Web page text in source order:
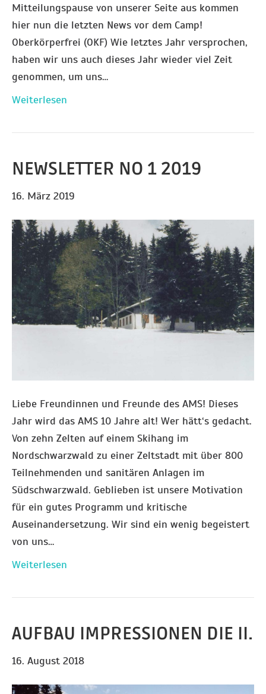
Mitteilungspause von unserer Seite aus kommen
hier nun die letzten News vor dem Camp!
Oberkörperfrei (OKF) Wie letztes Jahr versprochen,
haben wir uns auch dieses Jahr wieder viel Zeit
genommen, um uns…
Weiterlesen
NEWSLETTER NO 1 2019
16. März 2019
Liebe Freundinnen und Freunde des AMS! Dieses
Jahr wird das AMS 10 Jahre alt! Wer hätt‘s gedacht.
Von zehn Zelten auf einem Skihang im
Nordschwarzwald zu einer Zeltstadt mit über 800
Teilnehmenden und sanitären Anlagen im
Südschwarzwald. Geblieben ist unsere Motivation
für ein gutes Programm und kritische
Auseinandersetzung. Wir sind ein wenig begeistert
von uns…
Weiterlesen
AUFBAU IMPRESSIONEN DIE II.
16. August 2018